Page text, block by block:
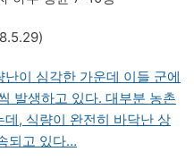
이 심각한 가운데 이들 군에
발생하고 있다. 대부분 농촌
, 식량이 완전히 바닥난 상
되고 있다…